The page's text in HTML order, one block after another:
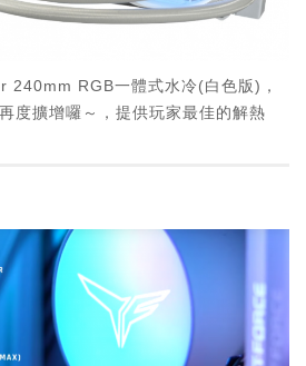
240mm RGB一體式水冷(白色版)，
度擴增囉～，提供玩家最佳的解熱